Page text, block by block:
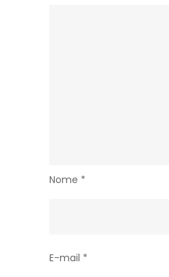
Nome *
E-mail *